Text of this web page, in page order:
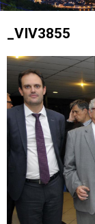
_VIV3855